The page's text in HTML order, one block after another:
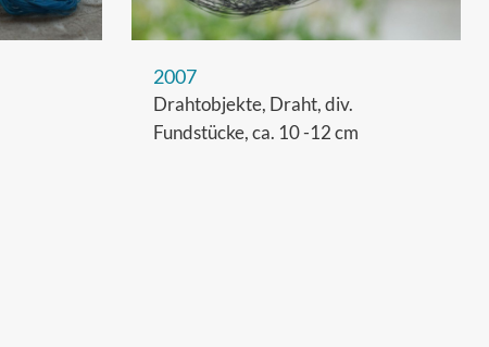
2007
Drahtobjekte, Draht, div.
Fundstücke, ca. 10 -12 cm